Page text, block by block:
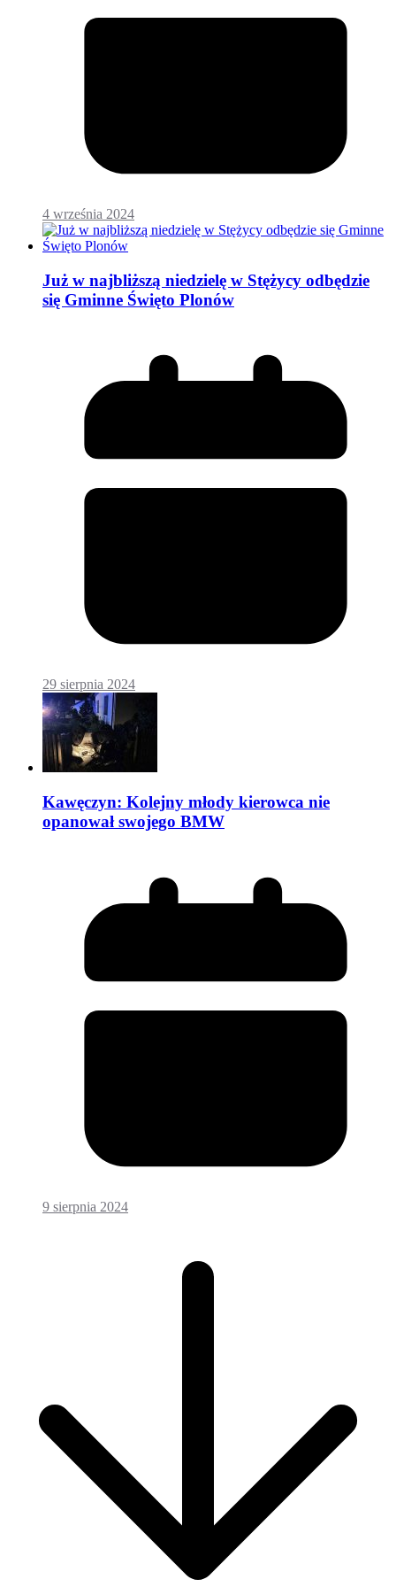
4 września 2024
Już w najbliższą niedzielę w Stężycy odbędzie
się Gminne Święto Plonów
29 sierpnia 2024
Kawęczyn: Kolejny młody kierowca nie
opanował swojego BMW
9 sierpnia 2024